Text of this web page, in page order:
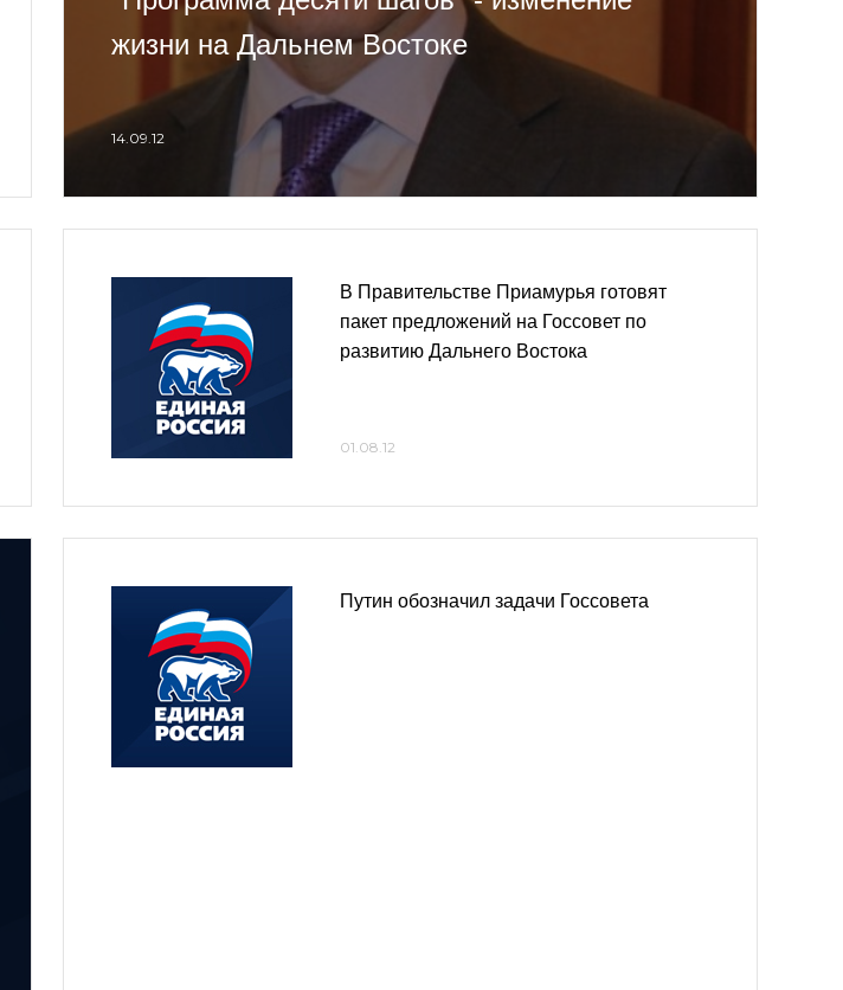
жизни на Дальнем Востоке
14.09.12
В Правительстве Приамурья готовят
пакет предложений на Госсовет по
развитию Дальнего Востока
01.08.12
Путин обозначил задачи Госсовета